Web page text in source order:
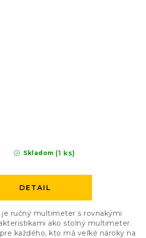
Skladom (1 ks)
DETAIL
je ručný multimeter s rovnakými
ako stolný multimeter.
každého, kto má veľké nároky na